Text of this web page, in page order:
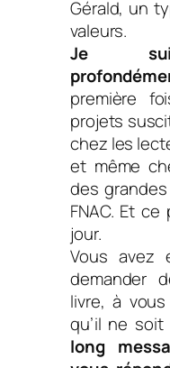
Gérald, un
valeurs.
Je
première
projets
chez les
et même
des
FNAC. Et
jour.
Vous avez
demander
livre, à
qu’il ne
long